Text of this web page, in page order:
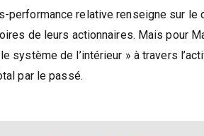
performance relative renseigne sur
de leurs actionnaires. Mais pour
système de l’intérieur » à travers
par le passé.